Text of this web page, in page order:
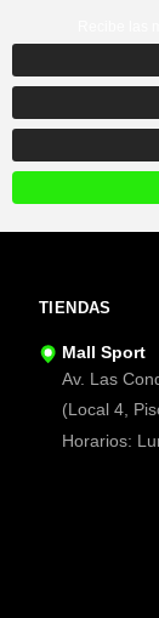
TIENDAS
Mall Sport
Av. Las
(Local 4,
Horarios: